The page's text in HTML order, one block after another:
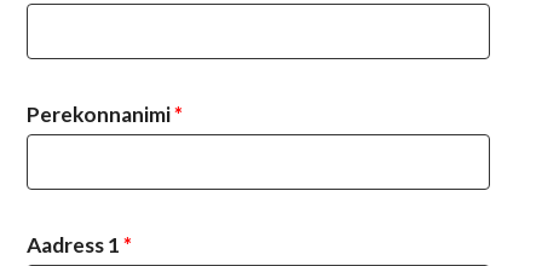
Perekonnanimi*
Aadress 1*